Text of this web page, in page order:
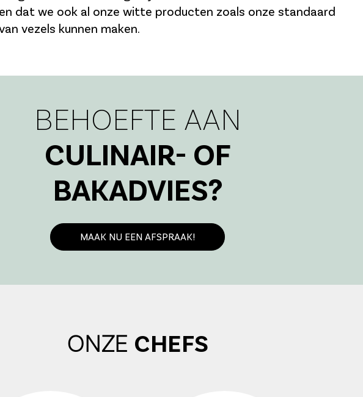
dat we ook al onze witte producten zoals onze standaard
vezels kunnen maken.
BEHOEFTE AAN
CULINAIR- OF
BAKADVIES?
MAAK NU EEN AFSPRAAK!
ONZE CHEFS